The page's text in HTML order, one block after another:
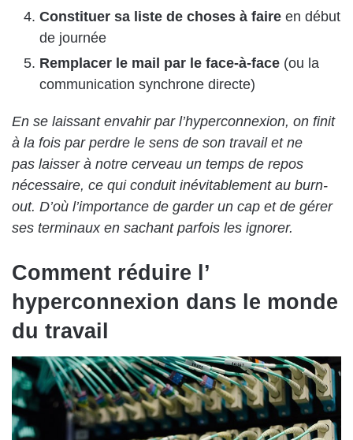
Constituer sa liste de choses à faire en début
de journée
Remplacer le mail par le face-à-face (ou la
communication synchrone directe)
En se laissant envahir par l’hyperconnexion, on finit
à la fois par perdre le sens de son travail et ne
pas laisser à notre cerveau un temps de repos
nécessaire, ce qui conduit inévitablement au burn-
out. D’où l’importance de garder un cap et de gérer
ses terminaux en sachant parfois les ignorer.
Comment réduire l’
hyperconnexion dans le monde
du travail